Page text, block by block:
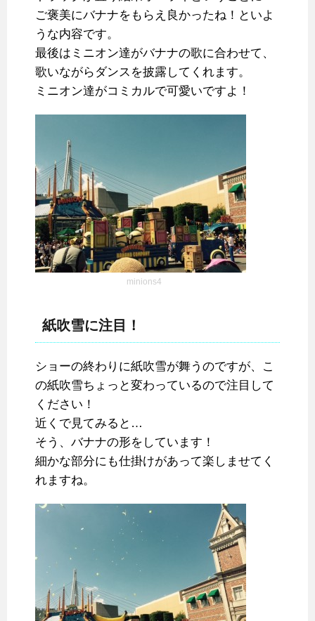
ご褒美にバナナをもらえ良かったね！といよ
うな内容です。
最後はミニオン達がバナナの歌に合わせて、
歌いながらダンスを披露してくれます。
ミニオン達がコミカルで可愛いですよ！
minions4
紙吹雪に注目！
ショーの終わりに紙吹雪が舞うのですが、こ
の紙吹雪ちょっと変わっているので注目して
ください！
近くで見てみると…
そう、バナナの形をしています！
細かな部分にも仕掛けがあって楽しませてく
れますね。